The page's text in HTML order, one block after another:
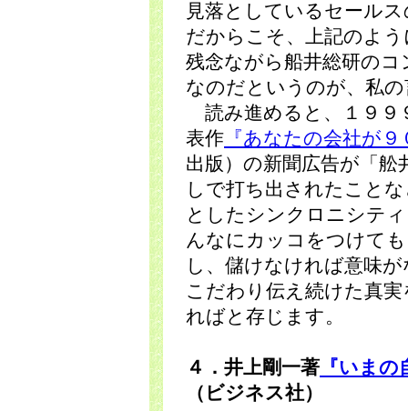
見落としているセール
だからこそ、上記のよ
残念ながら船井総研の
なのだというのが、私
読み進めると、１９９
表作 『あなたの会社が
出版）の新聞広告が「舩
しで打ち出されたこと
としたシンクロニシテ
んなにカッコをつけて
し、儲けなければ意味
こだわり伝え続けた真
ればと存じます。
４．井上剛一著 『いま
（ビジネス社）